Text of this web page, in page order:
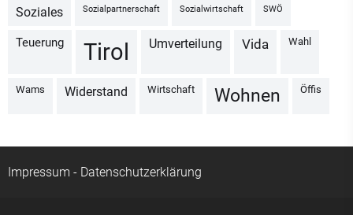
Soziales Sozialpartnerschaft Sozialwirtschaft SWÖ
Teuerung Tirol Umverteilung vida Wahl
Wams Widerstand Wirtschaft Wohnen Öffis
Impressum - Datenschutzerklärung